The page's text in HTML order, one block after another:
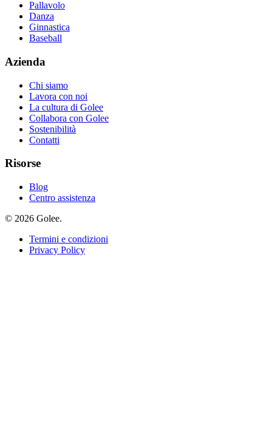
Pallavolo
Danza
Ginnastica
Baseball
Azienda
Chi siamo
Lavora con noi
La cultura di Golee
Collabora con Golee
Sostenibilità
Contatti
Risorse
Blog
Centro assistenza
© 2026 Golee.
Termini e condizioni
Privacy Policy